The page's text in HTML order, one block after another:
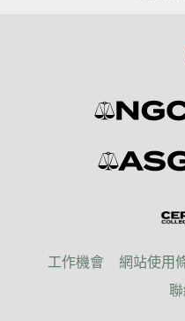
工作機會 網站使用